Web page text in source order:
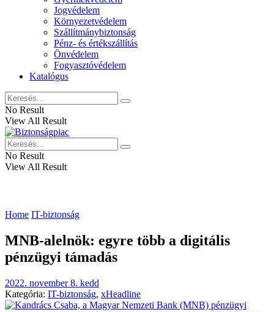
Jogvédelem
Környezetvédelem
Szállítmánybiztonság
Pénz- és értékszállítás
Önvédelem
Fogyasztóvédelem
Katalógus
No Result
View All Result
No Result
View All Result
Home IT-biztonság
MNB-alelnök: egyre több a digitális
pénzügyi támadás
2022. november 8. kedd
Kategória: IT-biztonság, xHeadline